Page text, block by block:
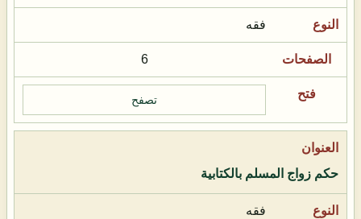
فقه
6
تصفح
حكم زواج المسلم بالكتابية
فقه